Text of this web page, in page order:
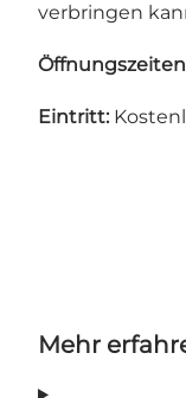
verbringen
Eintritt:
Mehr